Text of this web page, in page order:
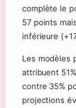
complète le
57 points
inférieure
Les modèles
attribuent
contre 35%
projections